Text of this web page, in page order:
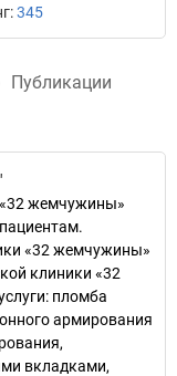
345
Публикации
«32 жемчужины»
«32 жемчужины»
клиники «32
пломба
армирования
вкладками,